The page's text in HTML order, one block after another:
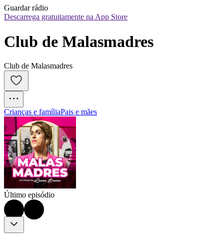
Guardar rádio
Descarrega gratuitamente na App Store
Club de Malasmadres
Club de Malasmadres
Crianças e famíliaPais e mães
Último episódio